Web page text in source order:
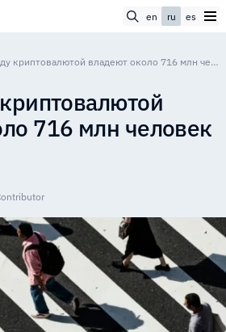
en ru es
В 2025 году криптовалютой владеют около 716 млн человек
716 млн человек